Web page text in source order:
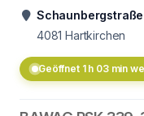
4081 Hartkirchen
Geöffnet 1 h 03 min